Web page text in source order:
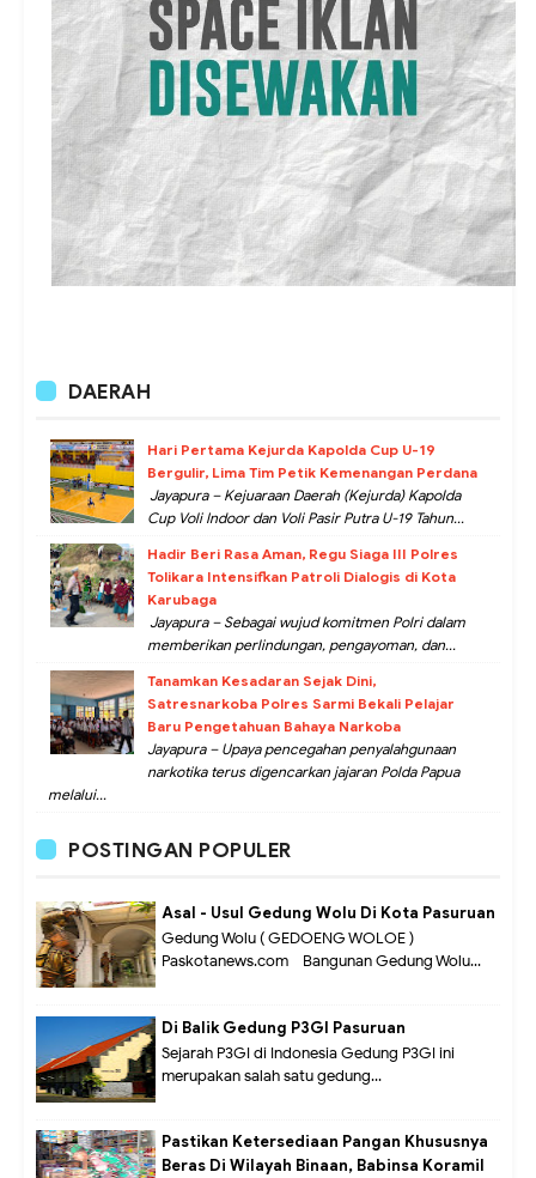
DAERAH
Hari Pertama Kejurda Kapolda Cup U-19
Bergulir, Lima Tim Petik Kemenangan Perdana
Jayapura – Kejuaraan Daerah (Kejurda) Kapolda
Cup Voli Indoor dan Voli Pasir Putra U-19 Tahun...
Hadir Beri Rasa Aman, Regu Siaga III Polres
Tolikara Intensifkan Patroli Dialogis di Kota
Karubaga
Jayapura – Sebagai wujud komitmen Polri dalam
memberikan perlindungan, pengayoman, dan...
Tanamkan Kesadaran Sejak Dini,
Satresnarkoba Polres Sarmi Bekali Pelajar
Baru Pengetahuan Bahaya Narkoba
Jayapura – Upaya pencegahan penyalahgunaan
narkotika terus digencarkan jajaran Polda Papua
melalui...
POSTINGAN POPULER
Asal - Usul Gedung Wolu Di Kota Pasuruan
Gedung Wolu ( GEDOENG WOLOE )
Paskotanews.com - Bangunan Gedung Wolu...
Di Balik Gedung P3GI Pasuruan
Sejarah P3GI di Indonesia Gedung P3GI ini
merupakan salah satu gedung...
Pastikan Ketersediaan Pangan Khususnya
Beras Di Wilayah Binaan, Babinsa Koramil